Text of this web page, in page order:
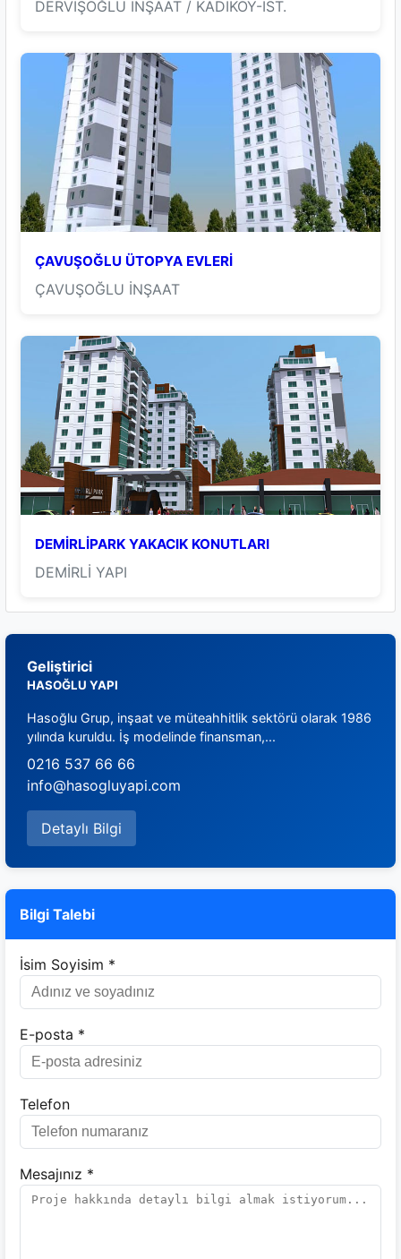
DERVİŞOĞLU İNŞAAT / KADIKÖY-İST.
ÇAVUŞOĞLU ÜTOPYA EVLERİ
ÇAVUŞOĞLU İNŞAAT
DEMİRLİPARK YAKACIK KONUTLARI
DEMİRLİ YAPI
Geliştirici
HASOĞLU YAPI
Hasoğlu Grup, inşaat ve müteahhitlik sektörü olarak 1986
yılında kuruldu. İş modelinde finansman,...
0216 537 66 66
info@hasogluyapi.com
Detaylı Bilgi
Bilgi Talebi
İsim Soyisim *
E-posta *
Telefon
Mesajınız *